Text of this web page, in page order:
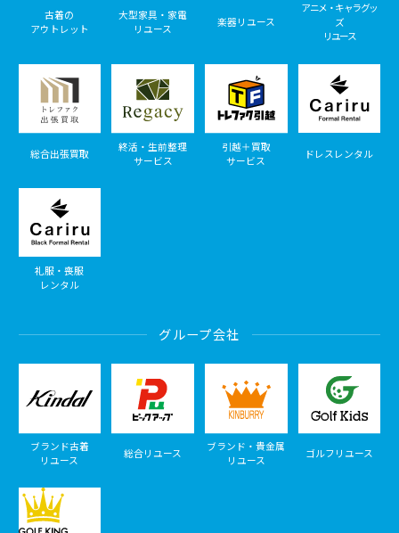
古着の
アウトレット
大型家具・家電
リユース
楽器リユース
アニメ・キャラグッ
ズ
リユース
総合出張買取
終活・生前整理
サービス
引越＋買取
サービス
ドレスレンタル
礼服・喪服
レンタル
グループ会社
ブランド古着
リユース
総合リユース
ブランド・貴金属
リユース
ゴルフリユース